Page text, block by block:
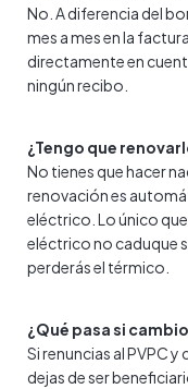
No. A diferencia del
mes a mes en la
directamente en
ningún recibo.
¿Tengo que
No tienes que hacer
renovación es
eléctrico. Lo único
eléctrico no caduque
perderás el térmico.
¿Qué pasa si
Si renuncias al PVPC
dejas de ser